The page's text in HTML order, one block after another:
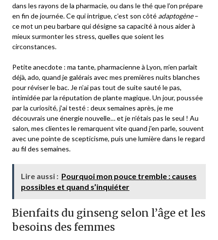
dans les rayons de la pharmacie, ou dans le thé que l’on prépare
en fin de journée. Ce qui intrigue, c’est son côté adaptogène–
ce mot un peu barbare qui désigne sa capacité à nous aider à
mieux surmonter les stress, quelles que soient les
circonstances.
Petite anecdote : ma tante, pharmacienne à Lyon, m’en parlait
déjà, ado, quand je galérais avec mes premières nuits blanches
pour réviser le bac. Je n’ai pas tout de suite sauté le pas,
intimidée par la réputation deplante magique. Un jour, poussée
par la curiosité, j’ai testé : deux semaines après, je me
découvrais une énergie nouvelle… et je n’étais pas le seul ! Au
salon, mes clientes le remarquent vite quand j’en parle, souvent
avec une pointe de scepticisme, puis une lumière dans le regard
au fil des semaines.
Lire aussi : Pourquoi mon pouce tremble : causes
possibles et quand s’inquiéter
Bienfaits du ginseng selon l’âge et les
besoins des femmes